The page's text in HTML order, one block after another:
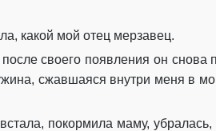
Глава 43
какой мой отец мерзавец.
своего появления он снова
сжавшаяся внутри меня в
покормила маму,